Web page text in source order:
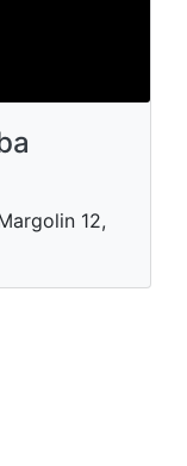
12,